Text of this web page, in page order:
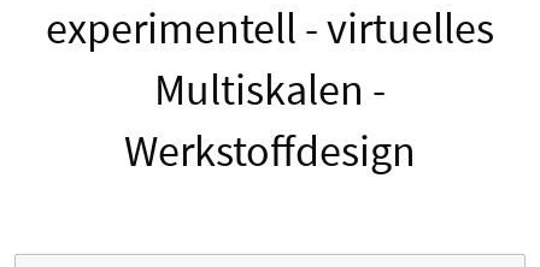
experimentell - virtuelles
Multiskalen -
Werkstoffdesign